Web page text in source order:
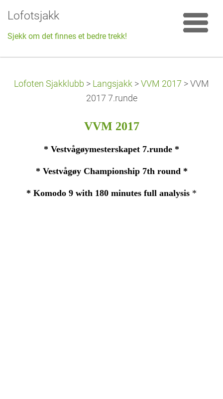
Lofotsjakk
Sjekk om det finnes et bedre trekk!
Lofoten Sjakklubb > Langsjakk > VVM 2017 > VVM
2017 7.runde
VVM 2017
* Vestvågøymesterskapet 7.runde *
* Vestvågøy Championship 7th round *
* Komodo 9 with 180 minutes full analysis *